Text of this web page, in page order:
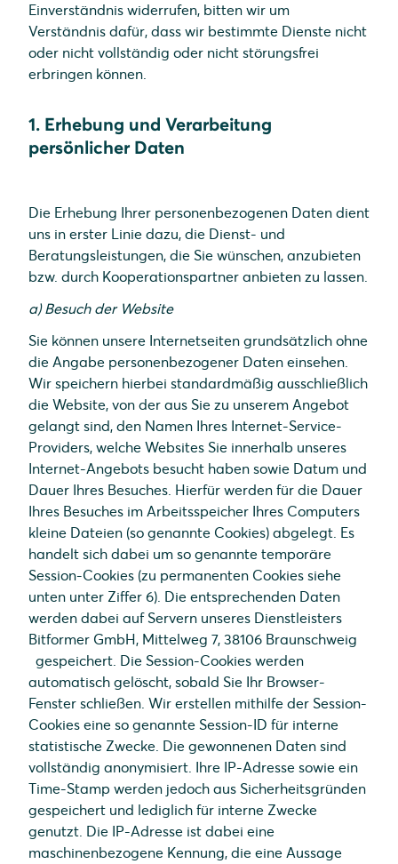
Einverständnis widerrufen, bitten wir um
Verständnis dafür, dass wir bestimmte Dienste nicht
oder nicht vollständig oder nicht störungsfrei
erbringen können.
1. Erhebung und Verarbeitung
persönlicher Daten
Die Erhebung Ihrer personenbezogenen Daten dient
uns in erster Linie dazu, die Dienst- und
Beratungsleistungen, die Sie wünschen, anzubieten
bzw. durch Kooperationspartner anbieten zu lassen.
a) Besuch der Website
Sie können unsere Internetseiten grundsätzlich ohne
die Angabe personenbezogener Daten einsehen.
Wir speichern hierbei standardmäßig ausschließlich
die Website, von der aus Sie zu unserem Angebot
gelangt sind, den Namen Ihres Internet-Service-
Providers, welche Websites Sie innerhalb unseres
Internet-Angebots besucht haben sowie Datum und
Dauer Ihres Besuches. Hierfür werden für die Dauer
Ihres Besuches im Arbeitsspeicher Ihres Computers
kleine Dateien (so genannte Cookies) abgelegt. Es
handelt sich dabei um so genannte temporäre
Session-Cookies (zu permanenten Cookies siehe
unten unter Ziffer 6). Die entsprechenden Daten
werden dabei auf Servern unseres Dienstleisters
Bitformer GmbH, Mittelweg 7, 38106 Braunschweig
gespeichert. Die Session-Cookies werden
automatisch gelöscht, sobald Sie Ihr Browser-
Fenster schließen. Wir erstellen mithilfe der Session-
Cookies eine so genannte Session-ID für interne
statistische Zwecke. Die gewonnenen Daten sind
vollständig anonymisiert. Ihre IP-Adresse sowie ein
Time-Stamp werden jedoch aus Sicherheitsgründen
gespeichert und lediglich für interne Zwecke
genutzt. Die IP-Adresse ist dabei eine
maschinenbezogene Kennung, die eine Aussage